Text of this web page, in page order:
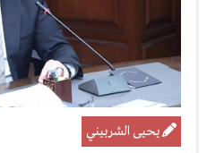
يحيى الشربيني